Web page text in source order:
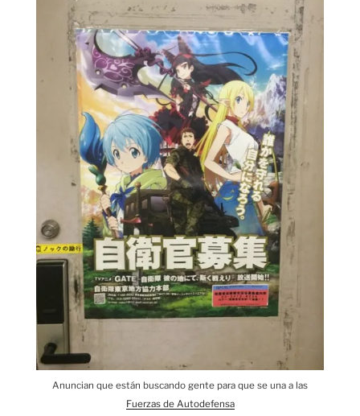
Anuncian que están buscando gente para que se una a las
Fuerzas de Autodefensa